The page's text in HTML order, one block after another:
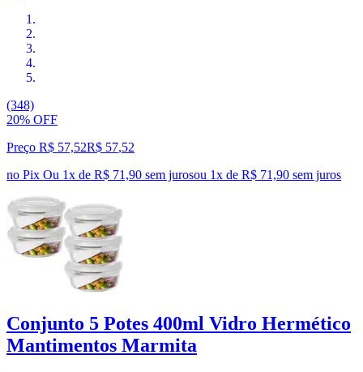
(348)
20% OFF
Preço R$ 57,52R$ 57,52
no Pix Ou 1x de R$ 71,90 sem jurosou 1x de R$ 71,90 sem juros
Conjunto 5 Potes 400ml Vidro Hermético
Mantimentos Marmita